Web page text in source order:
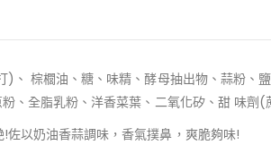
棕櫚油、糖、味精、酵母抽出物、蒜粉
、全脂乳粉、洋香菜葉、二氧化矽、甜 味劑(
以奶油香蒜調味，香氣撲鼻，爽脆夠味!